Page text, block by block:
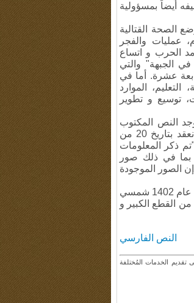
أيضاً بمسؤولية
الصحة القتالية
عمليات والفجر
خيبر، بدر، والفجر 8. ومع إطالة أمد الحرب و اتساع
في الجبهة" والتي
عشرة. أما في
الموارد
توسيع و تطوير
النص المكتوب
للمعلومات المُتعلقة بالصحة العسكرية والذي تم تسجيله في الإجتماع الذي انعقد بتاريخ 20 من
لعام 1364 شمسي أي قبل ساعة واحدة من بدء عملية والفجر 8 "تم ذكر المعلومات
في ذلك صور
الصور الموجودة
صدرت الطبعة الأولى من كتاب "رواية نصر الله فتحيان / الصحّة العسكرية" في عام 1402 شمسي
الدفاع المقدس ضمن 696 صفحة و تعداد 1000 نسخة من القطع الكبير و
النص الفارسي
تقديم الخدمات المُختلفة